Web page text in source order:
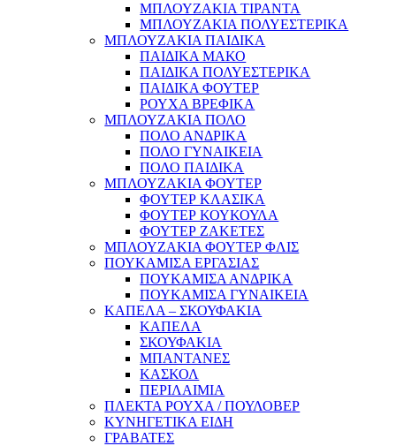
ΜΠΛΟΥΖΑΚΙΑ ΤΙΡΑΝΤΑ
ΜΠΛΟΥΖΑΚΙΑ ΠΟΛΥΕΣΤΕΡΙΚΑ
ΜΠΛΟΥΖΑΚΙΑ ΠΑΙΔΙΚΑ
ΠΑΙΔΙΚΑ ΜΑΚΟ
ΠΑΙΔΙΚΑ ΠΟΛΥΕΣΤΕΡΙΚΑ
ΠΑΙΔΙΚΑ ΦΟΥΤΕΡ
ΡΟΥΧΑ ΒΡΕΦΙΚΑ
ΜΠΛΟΥΖΑΚΙΑ ΠΟΛΟ
ΠΟΛΟ ΑΝΔΡΙΚΑ
ΠΟΛΟ ΓΥΝΑΙΚΕΙΑ
ΠΟΛΟ ΠΑΙΔΙΚΑ
ΜΠΛΟΥΖΑΚΙΑ ΦΟΥΤΕΡ
ΦΟΥΤΕΡ ΚΛΑΣΙΚΑ
ΦΟΥΤΕΡ ΚΟΥΚΟΥΛΑ
ΦΟΥΤΕΡ ΖΑΚΕΤΕΣ
ΜΠΛΟΥΖΑΚΙΑ ΦΟΥΤΕΡ ΦΛΙΣ
ΠΟΥΚΑΜΙΣΑ ΕΡΓΑΣΙΑΣ
ΠΟΥΚΑΜΙΣΑ ΑΝΔΡΙΚΑ
ΠΟΥΚΑΜΙΣΑ ΓΥΝΑΙΚΕΙΑ
ΚΑΠΕΛΑ – ΣΚΟΥΦΑΚΙΑ
ΚΑΠΕΛΑ
ΣΚΟΥΦΑΚΙΑ
ΜΠΑΝΤΑΝΕΣ
ΚΑΣΚΟΛ
ΠΕΡΙΛΑΙΜΙΑ
ΠΛΕΚΤΑ ΡΟΥΧΑ / ΠΟΥΛΟΒΕΡ
ΚΥΝΗΓΕΤΙΚΑ ΕΙΔΗ
ΓΡΑΒΑΤΕΣ